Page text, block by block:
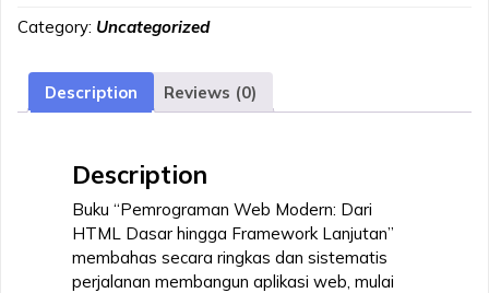
:
HTML
DASAR
LANJUTAN
quantity
Category: Uncategorized
Description Reviews (0)
Description
Buku “Pemrograman Web Modern: Dari
HTML Dasar hingga Framework Lanjutan”
membahas secara ringkas dan sistematis
perjalanan membangun aplikasi web, mulai